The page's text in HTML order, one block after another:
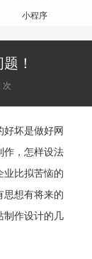
小程序
！
次
坏是做好网
作，怎样设法
业比拟苦恼的
思想有将来的
制作设计的几